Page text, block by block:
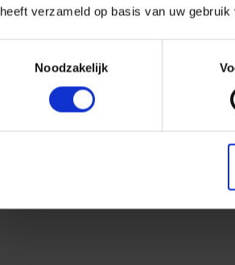
heeft verzameld op basis van uw
Noodzakelijk